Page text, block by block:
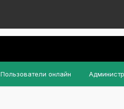
Пользователи онлайн